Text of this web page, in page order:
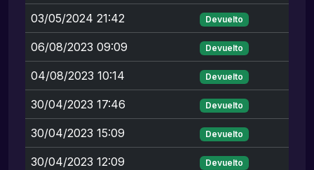
03/05/2024 21:42 Devuelto
06/08/2023 09:09 Devuelto
04/08/2023 10:14 Devuelto
30/04/2023 17:46 Devuelto
30/04/2023 15:09 Devuelto
30/04/2023 12:09 Devuelto